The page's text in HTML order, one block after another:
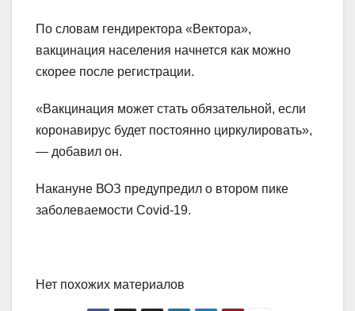
По словам гендиректора «Вектора»,
вакцинация населения начнется как можно
скорее после регистрации.
«Вакцинация может стать обязательной, если
коронавирус будет постоянно циркулировать»,
— добавил он.
Накануне ВОЗ предупредил о втором пике
заболеваемости Covid-19.
Нет похожих материалов